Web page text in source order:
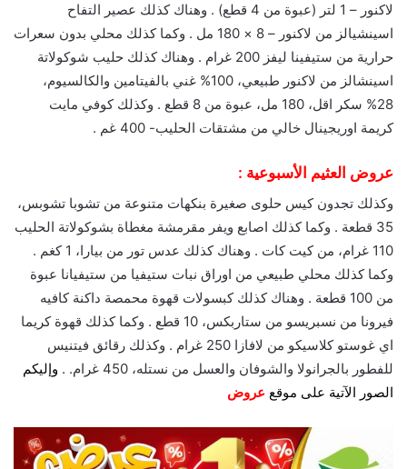
لاكنور – 1 لتر (عبوة من 4 قطع) . وهناك كذلك عصير التفاح
اسينشيالز من لاكنور – 8 × 180 مل . وكما كذلك محلي بدون سعرات
حرارية من ستيفينا ليفز 200 غرام . وهناك كذلك حليب شوكولاتة
اسينشالز من لاكنور طبيعي، 100% غني بالفيتامين والكالسيوم،
28% سكر اقل، 180 مل، عبوة من 8 قطع . وكذلك كوفي مايت
كريمة اوريجينال خالي من مشتقات الحليب- 400 غم .
عروض العثيم الأسبوعية :
وكذلك تجدون كيس حلوى صغيرة بنكهات متنوعة من تشوبا تشوبس،
35 قطعة . وكما كذلك اصابع ويفر مقرمشة مغطاة بشوكولاتة الحليب
110 غرام، من كيت كات . وهناك كذلك عدس تور من بيارا، 1 كغم .
وكما كذلك محلي طبيعي من اوراق نبات ستيفيا من ستيفيانا عبوة
من 100 قطعة . وهناك كذلك كبسولات قهوة محمصة داكنة كافيه
فيرونا من نسبريسو من ستاربكس، 10 قطع . وكما كذلك قهوة كريما
اي غوستو كلاسيكو من لافازا 250 غرام . وكذلك رقائق فيتنيس
للفطور بالجرانولا والشوفان والعسل من نستله، 450 غرام. .
وإليكم
الصور الآتية على موقع عروض